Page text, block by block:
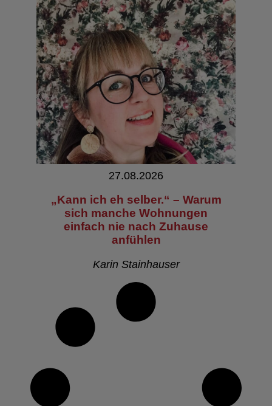
27.08.2026
„Kann ich eh selber.“ – Warum
sich manche Wohnungen
einfach nie nach Zuhause
anfühlen
Karin Stainhauser